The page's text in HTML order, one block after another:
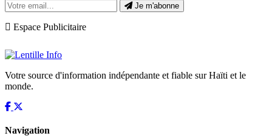
Je m'abonne
Espace Publicitaire
Votre source d'information indépendante et fiable sur Haïti et le
monde.
Navigation